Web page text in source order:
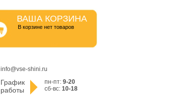
ВАША КОРЗИНА
B корзине нет товаров
info@vse-shini.ru
График
работы
пн-пт: 9-20
сб-вс: 10-18